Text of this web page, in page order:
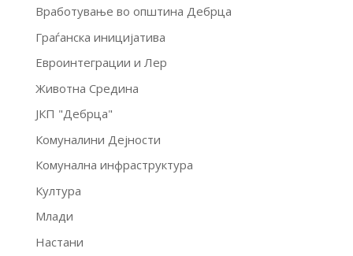
Вработување во општина Дебрца
Граѓанска иницијатива
Евроинтеграции и Лер
Животна Средина
ЈКП "Дебрца"
Комуналини Дејности
Комунална инфраструктура
Култура
Млади
Настани